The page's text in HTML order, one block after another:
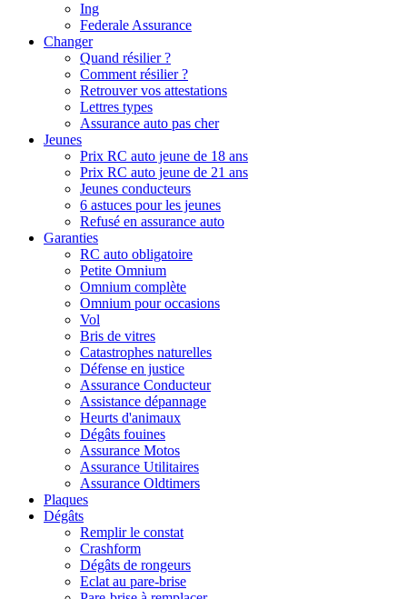
Ing
Federale Assurance
Changer
Quand résilier ?
Comment résilier ?
Retrouver vos attestations
Lettres types
Assurance auto pas cher
Jeunes
Prix RC auto jeune de 18 ans
Prix RC auto jeune de 21 ans
Jeunes conducteurs
6 astuces pour les jeunes
Refusé en assurance auto
Garanties
RC auto obligatoire
Petite Omnium
Omnium complète
Omnium pour occasions
Vol
Bris de vitres
Catastrophes naturelles
Défense en justice
Assurance Conducteur
Assistance dépannage
Heurts d'animaux
Dégâts fouines
Assurance Motos
Assurance Utilitaires
Assurance Oldtimers
Plaques
Dégâts
Remplir le constat
Crashform
Dégâts de rongeurs
Eclat au pare-brise